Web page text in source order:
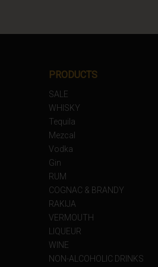
PRODUCTS
SALE
WHISKY
Tequila
Mezcal
Vodka
Gin
RUM
COGNAC & BRANDY
RAKIJA
VERMOUTH
LIQUEUR
WINE
NON-ALCOHOLIC DRINKS